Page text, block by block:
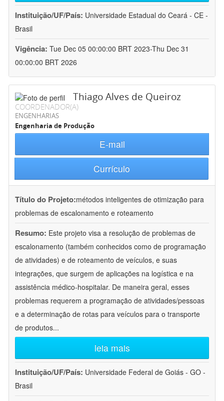
Instituição/UF/País: Universidade Estadual do Ceará - CE -
Brasil
Vigência: Tue Dec 05 00:00:00 BRT 2023-Thu Dec 31
00:00:00 BRT 2026
Thiago Alves de Queiroz
COORDENADOR(A)
ENGENHARIAS
Engenharia de Produção
E-mail
Currículo
Título do Projeto:métodos inteligentes de otimização para
problemas de escalonamento e roteamento
Resumo: Este projeto visa a resolução de problemas de
escalonamento (também conhecidos como de programação
de atividades) e de roteamento de veículos, e suas
integrações, que surgem de aplicações na logística e na
assistência médico-hospitalar. De maneira geral, esses
problemas requerem a programação de atividades/pessoas
e a determinação de rotas para veículos para o transporte
de produtos...
leia mais
Instituição/UF/País: Universidade Federal de Goiás - GO -
Brasil